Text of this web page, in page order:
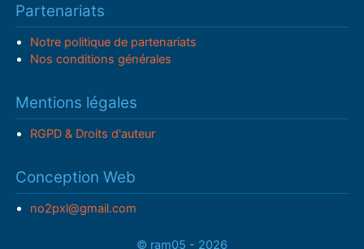
Partenariats
Notre politique de partenariats
Nos conditions générales
Mentions légales
RGPD & Droits d'auteur
Conception Web
no2pxl@gmail.com
© ram05 - 2026